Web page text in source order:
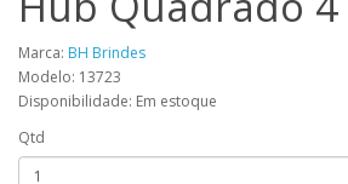
Marca: BH Brindes
Modelo: 13723
Disponibilidade: Em estoque
Qtd